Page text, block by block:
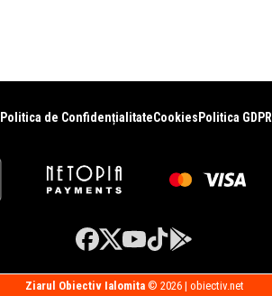
Politica de ConfidențialitateCookies Politica GDPR
Ziarul Obiectiv Ialomita© 2026 | obiectiv.net